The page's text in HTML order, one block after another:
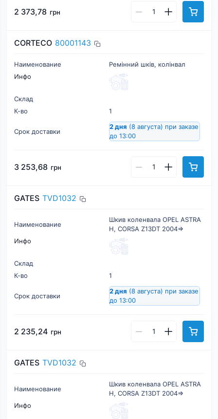
2 373,78 грн
CORTECO 80001143
Наименование
Ремінний шків, колінвал
Инфо
Склад
К-во
1
Срок доставки
2 дня (8 августа) при заказе
до 13:00
3 253,68 грн
GATES TVD1032
Наименование
Шкив коленвала OPEL ASTRA
H, CORSA Z13DT 2004=>
Инфо
Склад
К-во
1
Срок доставки
2 дня (8 августа) при заказе
до 13:00
2 235,24 грн
GATES TVD1032
Наименование
Шкив коленвала OPEL ASTRA
H, CORSA Z13DT 2004=>
Инфо